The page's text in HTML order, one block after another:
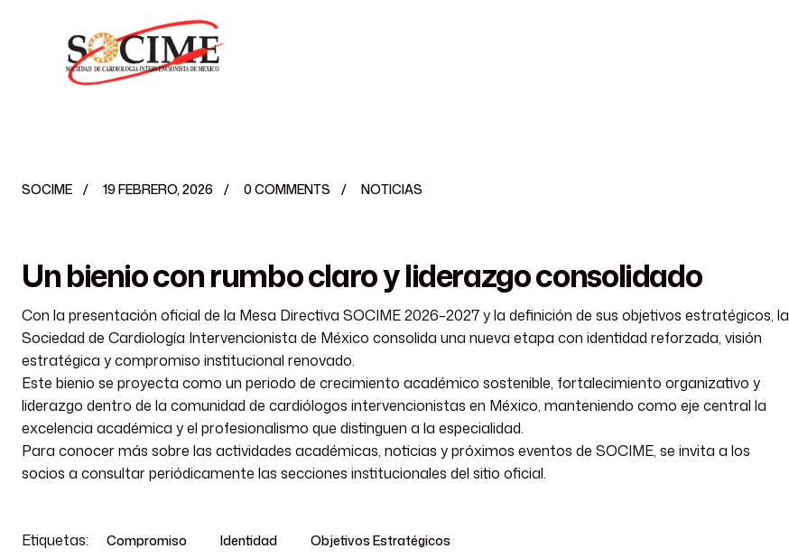
SOCIME 19 FEBRERO, 2026 0 COMMENTS NOTICIAS
Un bienio con rumbo claro y liderazgo consolidado
Con la presentación oficial de la Mesa Directiva SOCIME 2026–2027 y la definición de sus objetivos estratégicos, la
Sociedad de Cardiología Intervencionista de México consolida una nueva etapa con identidad reforzada, visión
estratégica y compromiso institucional renovado.
Este bienio se proyecta como un periodo de crecimiento académico sostenible, fortalecimiento organizativo y
liderazgo dentro de la comunidad de cardiólogos intervencionistas en México, manteniendo como eje central la
excelencia académica y el profesionalismo que distinguen a la especialidad.
Para conocer más sobre las actividades académicas, noticias y próximos eventos de SOCIME, se invita a los
socios a consultar periódicamente las secciones institucionales del sitio oficial.
Etiquetas: Compromiso Identidad Objetivos Estratégicos